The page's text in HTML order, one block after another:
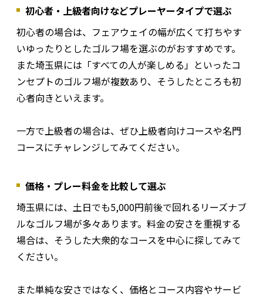
初心者・上級者向けなどプレーヤータイプで選ぶ
初心者の場合は、フェアウェイの幅が広くて打ちやす
いゆったりとしたゴルフ場を選ぶのがおすすめです。
また埼玉県には「すべての人が楽しめる」といったコ
ンセプトのゴルフ場が複数あり、そうしたところも初
心者向きといえます。
一方で上級者の場合は、ぜひ上級者向けコースや名門
コースにチャレンジしてみてください。
価格・プレー料金を比較して選ぶ
埼玉県には、土日でも5,000円前後で回れるリーズナブ
ルなゴルフ場が多々あります。料金の安さを重視する
場合は、そうした大衆的なコースを中心に探してみて
ください。
また単純な安さではなく、価格とコース内容やサービ